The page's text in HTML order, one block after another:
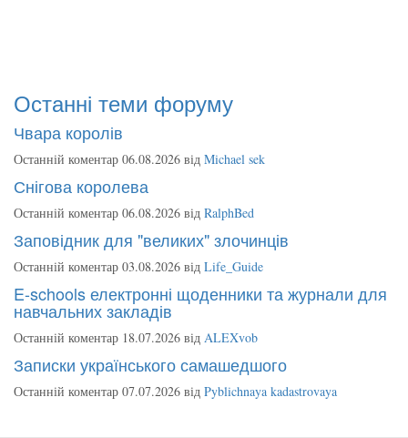
Останні теми форуму
Чвара королів
Останній коментар 06.08.2026 від Michael sek
Снігова королева
Останній коментар 06.08.2026 від RalphBed
Заповідник для "великих" злочинців
Останній коментар 03.08.2026 від Life_Guide
E-schools електронні щоденники та журнали для
навчальних закладів
Останній коментар 18.07.2026 від ALEXvob
Записки українського самашедшого
Останній коментар 07.07.2026 від Pyblichnaya kadastrovaya